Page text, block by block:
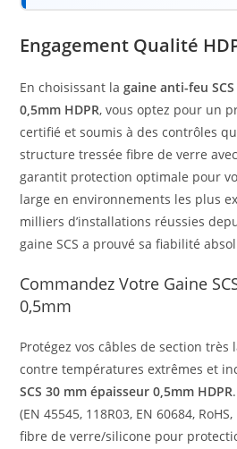
Engagement Qualité
En choisissant lagaine anti-feu
0,5mm HDPR, vous optez pour un
certifié et soumis à des contrôles
structure tressée fibre de verre
garantit protection optimale pour
large en environnements les plus
milliers d’installations réussies
gaine SCS a prouvé sa fiabilité
Commandez Votre Gaine
0,5mm
Protégez vos câbles de section
contre températures extrêmes et
SCS 30 mm épaisseur 0,5mm HDPR
(EN 45545, 118R03, EN 60684,
fibre de verre/silicone pour